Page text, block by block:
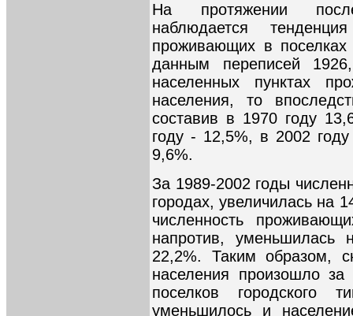
На протяжении
наблюдается
проживающих в поселках
данным переписей
населенных пунктах
населения, то
составив в 1970 году
году - 12,5%, в 2002
9,6%.
За 1989-2002 годы
городах, увеличилась на
численность
напротив,
22,2%. Таким образом,
населения произошло
поселков
уменьшилось и